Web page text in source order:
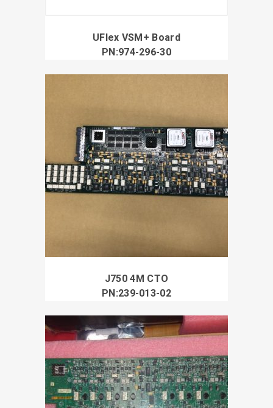
UFlex VSM+ Board
PN:974-296-30
J750 4M CTO
PN:239-013-02